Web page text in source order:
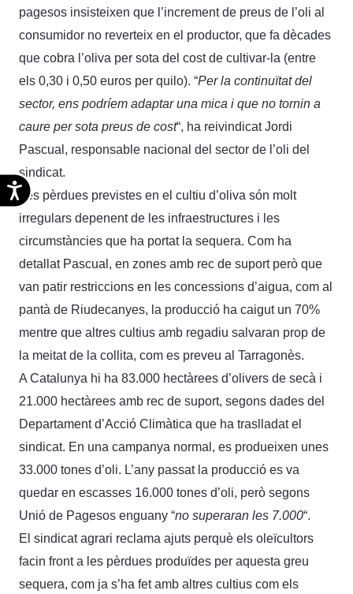
Accesibilidad
pagesos insisteixen que l’increment de preus de l’oli al
consumidor no reverteix en el productor, que fa dècades
que cobra l’oliva per sota del cost de cultivar-la (entre
els 0,30 i 0,50 euros per quilo). “Per la continuïtat del
sector, ens podríem adaptar una mica i que no tornin a
caure per sota preus de cost“, ha reivindicat Jordi
Pascual, responsable nacional del sector de l’oli del
sindicat.
Les pèrdues previstes en el cultiu d’oliva són molt
irregulars depenent de les infraestructures i les
circumstàncies que ha portat la sequera. Com ha
detallat Pascual, en zones amb rec de suport però que
van patir restriccions en les concessions d’aigua, com al
pantà de Riudecanyes, la producció ha caigut un 70%
mentre que altres cultius amb regadiu salvaran prop de
la meitat de la collita, com es preveu al Tarragonès.
A Catalunya hi ha 83.000 hectàrees d’olivers de secà i
21.000 hectàrees amb rec de suport, segons dades del
Departament d’Acció Climàtica que ha traslladat el
sindicat. En una campanya normal, es produeixen unes
33.000 tones d’oli. L’any passat la producció es va
quedar en escasses 16.000 tones d’oli, però segons
Unió de Pagesos enguany “no superaran les 7.000“.
El sindicat agrari reclama ajuts perquè els oleïcultors
facin front a les pèrdues produïdes per aquesta greu
sequera, com ja s’ha fet amb altres cultius com els